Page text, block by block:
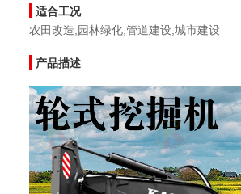
适合工况
农田改造,园林绿化,管道建设,城市建设
产品描述